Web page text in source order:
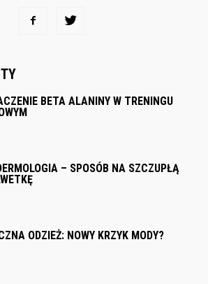
BETA ALANINY W TRENINGU
– SPOSÓB NA SZCZUPŁĄ
ODZIEŻ: NOWY KRZYK MODY?